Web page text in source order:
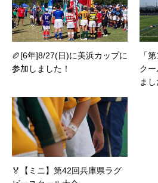
🏉[6年]8/27(日)に美浜カップに
参加しました！
「
ク
まし
🏅【ミニ】第42回兵庫県ラグ